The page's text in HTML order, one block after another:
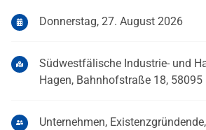
Donnerstag, 27. August 2026
Südwestfälische Industrie- und
Hagen, Bahnhofstraße 18, 58095
Unternehmen,